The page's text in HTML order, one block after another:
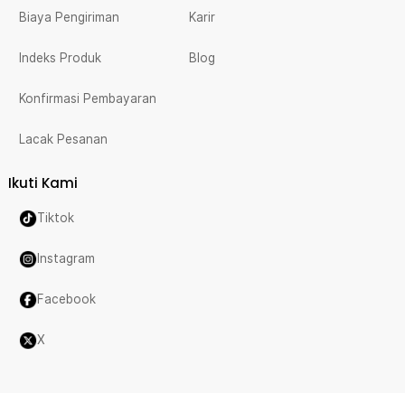
Biaya Pengiriman
Indeks Produk
Konfirmasi Pembayaran
Lacak Pesanan
Karir
Blog
Ikuti Kami
Tiktok
Instagram
Facebook
X